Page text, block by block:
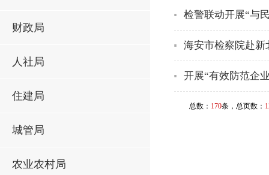
财政局
人社局
住建局
城管局
农业农村局
检警联动开展“与
海安市检察院赴
开展“有效防范企
总数： 170条，总页数：